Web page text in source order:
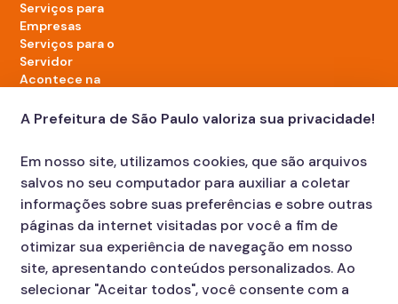
Serviços para
Empresas
Serviços para o
Servidor
Acontece na
LinkedIn da Prefeitura de São Paulo
TikTok da Prefeitura de São Paulo
YouTube da Prefeitura de São Paulo
X da Prefeitura de São Paulo
Instagram da Prefeitura de São Paulo
Facebook da Prefeitura de São Paulo
Diário Oficial
A Prefeitura de São Paulo valoriza sua privacidade!
Em nosso site, utilizamos cookies, que são arquivos
salvos no seu computador para auxiliar a coletar
informações sobre suas preferências e sobre outras
páginas da internet visitadas por você a fim de
otimizar sua experiência de navegação em nosso
site, apresentando conteúdos personalizados. Ao
selecionar "Aceitar todos", você consente com a